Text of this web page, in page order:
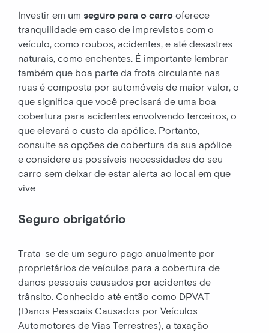
Investir em um seguro para o carro oferece
tranquilidade em caso de imprevistos com o
veículo, como roubos, acidentes, e até desastres
naturais, como enchentes. É importante lembrar
também que boa parte da frota circulante nas
ruas é composta por automóveis de maior valor, o
que significa que você precisará de uma boa
cobertura para acidentes envolvendo terceiros, o
que elevará o custo da apólice. Portanto,
consulte as opções de cobertura da sua apólice
e considere as possíveis necessidades do seu
carro sem deixar de estar alerta ao local em que
vive.
Seguro obrigatório
Trata-se de um seguro pago anualmente por
proprietários de veículos para a cobertura de
danos pessoais causados por acidentes de
trânsito. Conhecido até então como DPVAT
(Danos Pessoais Causados por Veículos
Automotores de Vias Terrestres), a taxação